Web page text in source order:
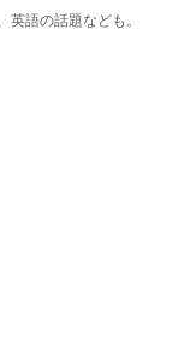
語の話題なども。